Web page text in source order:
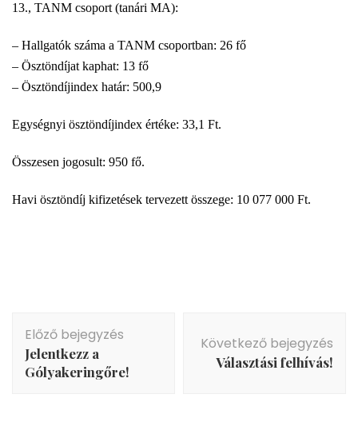
13., TANM csoport (tanári MA):
– Hallgatók száma a TANM csoportban: 26 fő
– Ösztöndíjat kaphat: 13 fő
– Ösztöndíjindex határ: 500,9
Egységnyi ösztöndíjindex értéke: 33,1 Ft.
Összesen jogosult: 950 fő.
Havi ösztöndíj kifizetések tervezett összege: 10 077 000 Ft.
navigáció
Előző bejegyzés
Jelentkezz a
Gólyakeringőre!
Következő bejegyzés
Választási felhívás!